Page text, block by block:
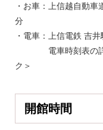
・お車：上信越自動
分
・電車：上信電鉄 吉
電車時刻表の
ク＞
開館時間